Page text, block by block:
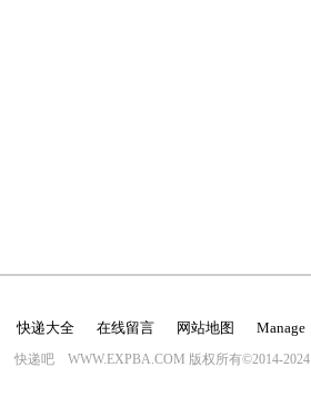
快递大全 在线留言 网站地图 Manage
快递吧 WWW.EXPBA.COM 版权所有©2014-2024